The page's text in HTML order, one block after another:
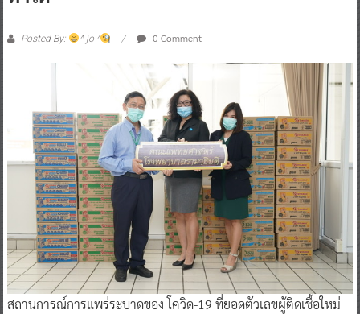
Posted By: ^ jo ^ 0 Comment
สถานการณ์การแพร่ระบาดของ โควิด-19 ที่ยอดตัวเลขผู้ติดเชื้อใหม่